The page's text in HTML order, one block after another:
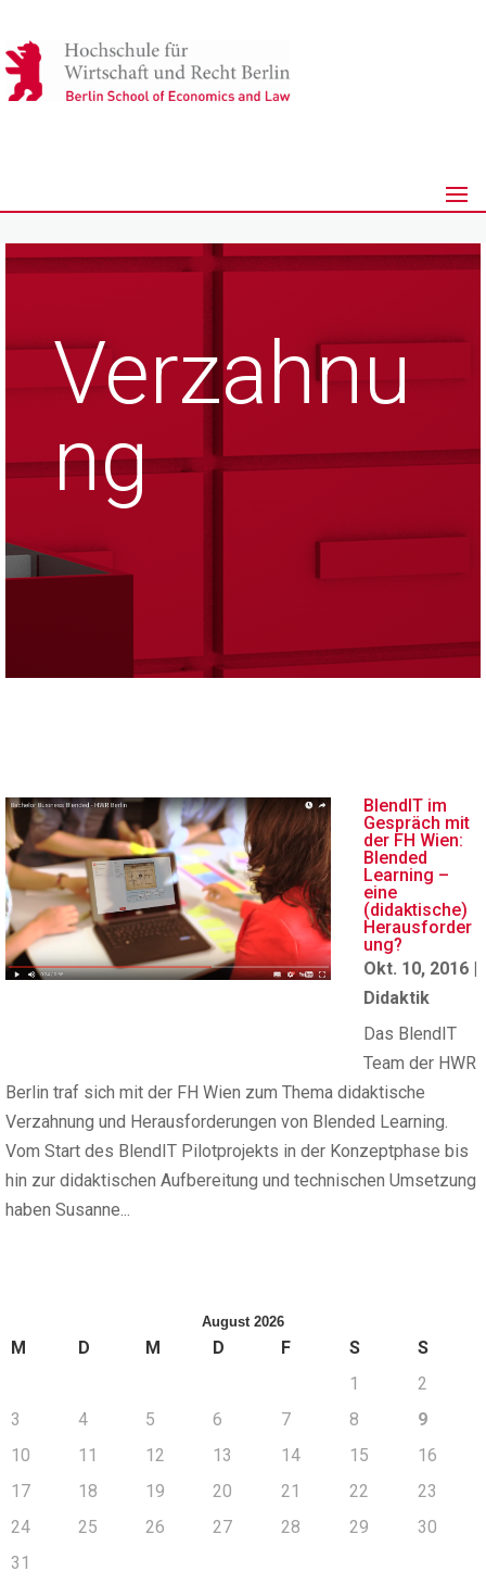
Verzahnu
ng
BlendIT im
Gespräch mit
der FH Wien:
Blended
Learning –
eine
(didaktische)
Herausforder
ung?
Okt. 10, 2016 |
Didaktik
Das BlendIT
Team der HWR
Berlin traf sich mit der FH Wien zum Thema didaktische
Verzahnung und Herausforderungen von Blended Learning.
Vom Start des BlendIT Pilotprojekts in der Konzeptphase bis
hin zur didaktischen Aufbereitung und technischen Umsetzung
haben Susanne...
August 2026
M D M D F S
S
1
2
3
4 5 6 7 8
9
10
11 12 13 14 15
16
17
18 19 20 21 22
23
24
25 26 27 28 29
30
31